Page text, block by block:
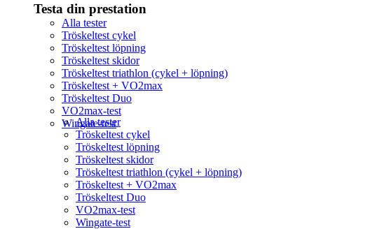
Testa din prestation
Alla tester
Tröskeltest cykel
Tröskeltest löpning
Tröskeltest skidor
Tröskeltest triathlon (cykel + löpning)
Tröskeltest + VO2max
Tröskeltest Duo
VO2max-test
Wingate-test
Alla tester
Tröskeltest cykel
Tröskeltest löpning
Tröskeltest skidor
Tröskeltest triathlon (cykel + löpning)
Tröskeltest + VO2max
Tröskeltest Duo
VO2max-test
Wingate-test